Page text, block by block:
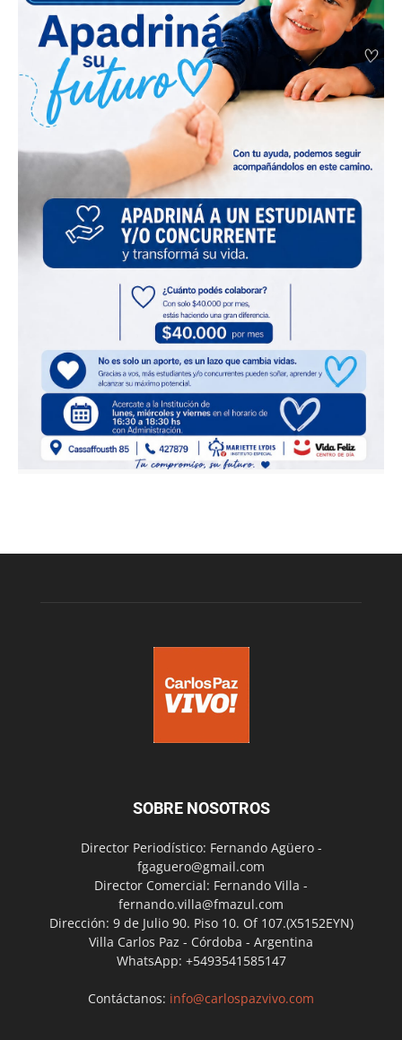
SOBRE NOSOTROS
Director Periodístico: Fernando Agüero -
fgaguero@gmail.com
Director Comercial: Fernando Villa -
fernando.villa@fmazul.com
Dirección: 9 de Julio 90. Piso 10. Of 107.(X5152EYN)
Villa Carlos Paz - Córdoba - Argentina
WhatsApp: +5493541585147
Contáctanos: info@carlospazvivo.com